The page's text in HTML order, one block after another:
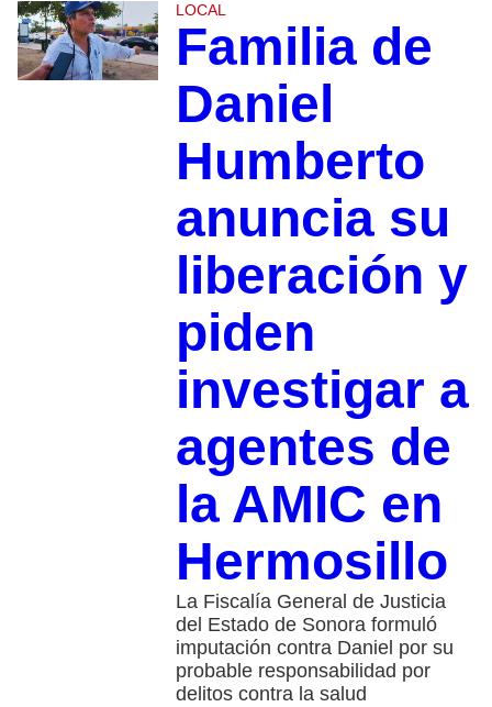
LOCAL
Familia de
Daniel
Humberto
anuncia su
liberación y
piden
investigar a
agentes de
la AMIC en
Hermosillo
La Fiscalía General de Justicia
del Estado de Sonora formuló
imputación contra Daniel por su
probable responsabilidad por
delitos contra la salud